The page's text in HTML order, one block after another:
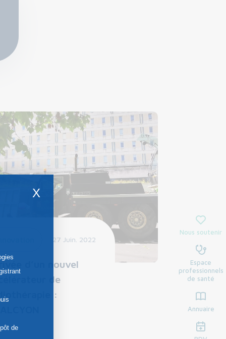
Nous soutenir
Espace
professionnels
de santé
Annuaire
27 Juin. 2022
d’un nouvel
de
:
X
de